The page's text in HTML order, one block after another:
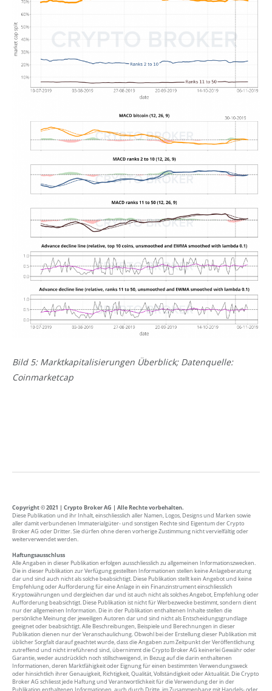
Bild 5: Marktkapitalisierungen Überblick; Datenquelle:
Coinmarketcap
Copyright © 2021 | Crypto Broker AG | Alle Rechte vorbehalten.
Diese Publikation und ihr Inhalt, einschliesslich aller Namen, Logos, Designs und Marken sowie
aller damit verbundenen Immaterialgüter- und sonstigen Rechte sind Eigentum der Crypto
Broker AG oder Dritter. Sie dürfen ohne deren vorherige Zustimmung nicht vervielfältig oder
weiterverwendet werden.
Haftungsausschluss
Alle Angaben in dieser Publikation erfolgen ausschliesslich zu allgemeinen Informationszwecken.
Die in dieser Publikation zur Verfügung gestellten Informationen stellen keine Anlageberatung
dar und sind auch nicht als solche beabsichtigt. Diese Publikation stellt kein Angebot und keine
Empfehlung oder Aufforderung für eine Anlage in ein Finanzinstrument einschliesslich
Kryptowährungen und dergleichen dar und ist auch nicht als solches Angebot, Empfehlung oder
Aufforderung beabsichtigt. Diese Publikation ist nicht für Werbezwecke bestimmt, sondern dient
nur der allgemeinen Information. Die in der Publikation enthaltenen Inhalte stellen die
persönliche Meinung der jeweiligen Autoren dar und sind nicht als Entscheidungsgrundlage
geeignet oder beabsichtigt. Alle Beschreibungen, Beispiele und Berechnungen in dieser
Publikation dienen nur der Veranschaulichung. Obwohl bei der Erstellung dieser Publikation mit
üblicher Sorgfalt darauf geachtet wurde, dass die Angaben zum Zeitpunkt der Veröffentlichung
zutreffend und nicht irreführend sind, übernimmt die Crypto Broker AG keinerlei Gewähr oder
Garantie, weder ausdrücklich noch stillschweigend, in Bezug auf die darin enthaltenen
Informationen, deren Marktfähigkeit oder Eignung für einen bestimmten Verwendungsweck
oder hinsichtlich ihrer Genauigkeit, Richtigkeit, Qualität, Vollständigkeit oder Aktualität. Die Crypto
Broker AG schliesst jede Haftung und Verantwortlichkeit für die Verwendung der in der
Publikation enthaltenen Informationen, auch durch Dritte, im Zusammenhang mit Handels- oder